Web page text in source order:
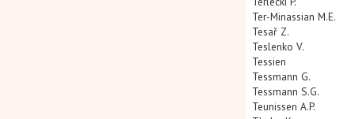
Ter-Minassian M.E.
Tesař Z.
Teslenko V.
Tessien
Tessmann G.
Tessmann S.G.
Teunissen A.P.